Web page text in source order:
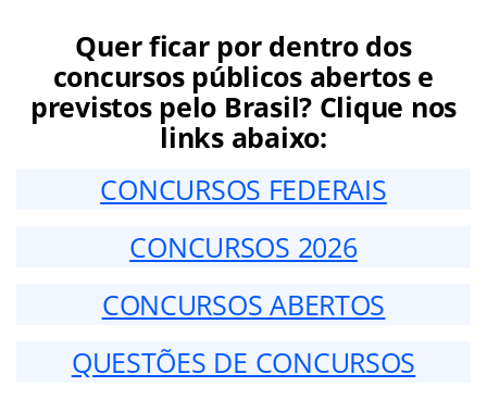
Quer ficar por dentro dos
concursos públicos abertos e
previstos pelo Brasil? Clique nos
links abaixo:
CONCURSOS FEDERAIS
CONCURSOS 2026
CONCURSOS ABERTOS
QUESTÕES DE CONCURSOS